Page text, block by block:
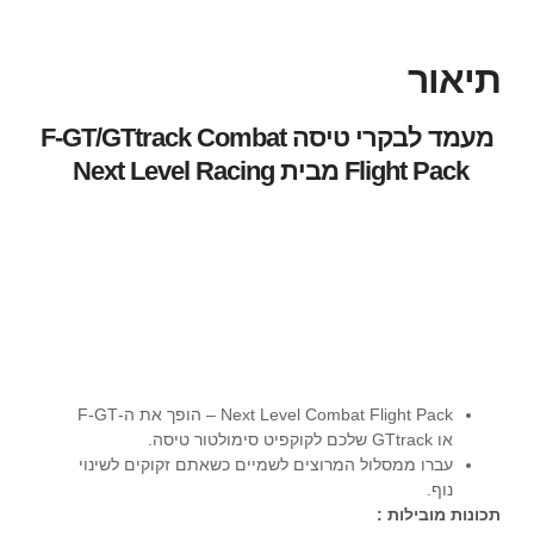
תיאור
מעמד לבקרי טיסה F-GT/GTtrack Combat
Flight Pack מבית Next Level Racing
גימור פלדת פחמן בצבע שחור מט.
תואם לבקרי טיסה מהיצרנים המוכרים כולל מוצרים
מבית Logitech®/Saitek®, Thrustmaster® ו-CH.
עיצוב חור מוארך של הזרועות מאפשר התאמת מרחק
לבקרי הטיסה.